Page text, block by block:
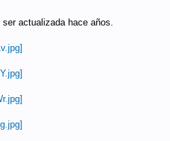
actualizada hace años.